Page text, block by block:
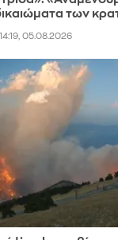
των
14:19, 05.08.2026